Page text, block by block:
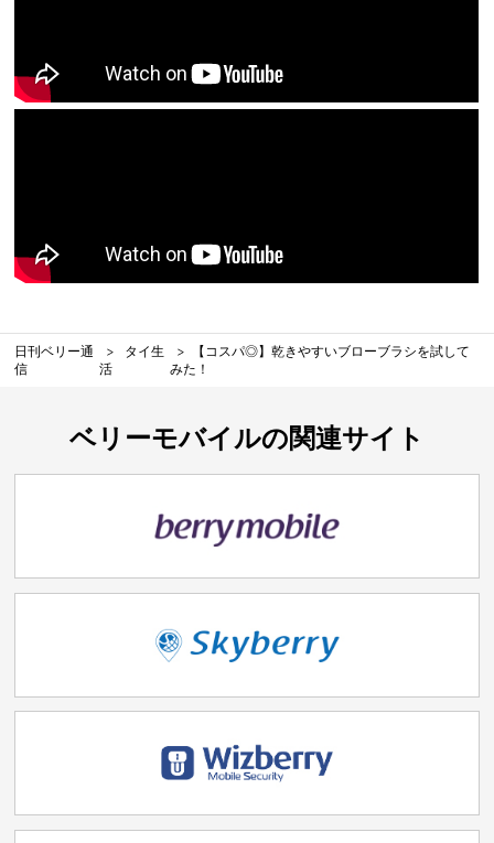
日刊ベリー通
信
タイ生
活
【コスパ◎】乾きやすいブローブラシを試して
みた！
ベリーモバイルの関連サイト